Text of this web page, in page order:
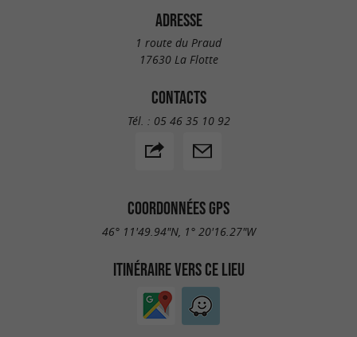
ADRESSE
1 route du Praud
17630 La Flotte
CONTACTS
Tél. : 05 46 35 10 92
COORDONNÉES GPS
46° 11'49.94"N, 1° 20'16.27"W
ITINÉRAIRE VERS CE LIEU